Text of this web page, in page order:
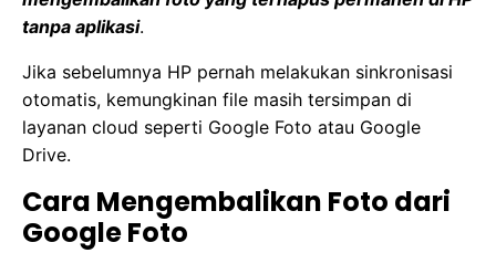
tanpa aplikasi.
Jika sebelumnya HP pernah melakukan sinkronisasi
otomatis, kemungkinan file masih tersimpan di
layanan cloud seperti Google Foto atau Google
Drive.
Cara Mengembalikan Foto dari
Google Foto